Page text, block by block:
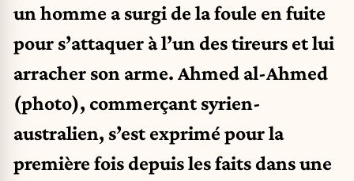
un homme a surgi de la foule en fuite
pour s’attaquer à l’un des tireurs et lui
arracher son arme. Ahmed al-Ahmed
(photo), commerçant syrien-
australien, s’est exprimé pour la
première fois depuis les faits dans une